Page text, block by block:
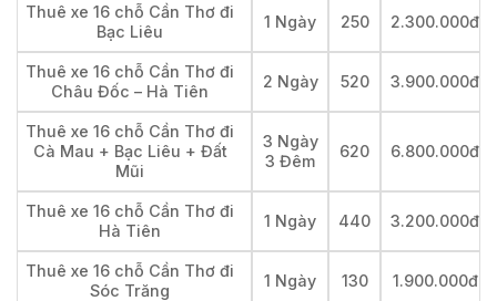
Thuê xe 16 chỗ Cần Thơ đi
Bạc Liêu
1 Ngày 250 2.300.000đ
Thuê xe 16 chỗ Cần Thơ đi
Châu Đốc – Hà Tiên
2 Ngày 520 3.900.000đ
Thuê xe 16 chỗ Cần Thơ đi
Cà Mau + Bạc Liêu + Đất
Mũi
3 Ngày
3 Đêm
620 6.800.000đ
Thuê xe 16 chỗ Cần Thơ đi
Hà Tiên
1 Ngày 440 3.200.000đ
Thuê xe 16 chỗ Cần Thơ đi
Sóc Trăng
1 Ngày 130 1.900.000đ